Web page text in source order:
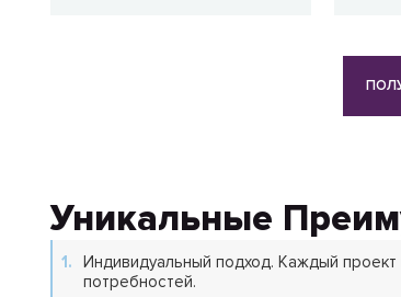
Уникальные
Индивидуальный подход. Каждый проект
потребностей.